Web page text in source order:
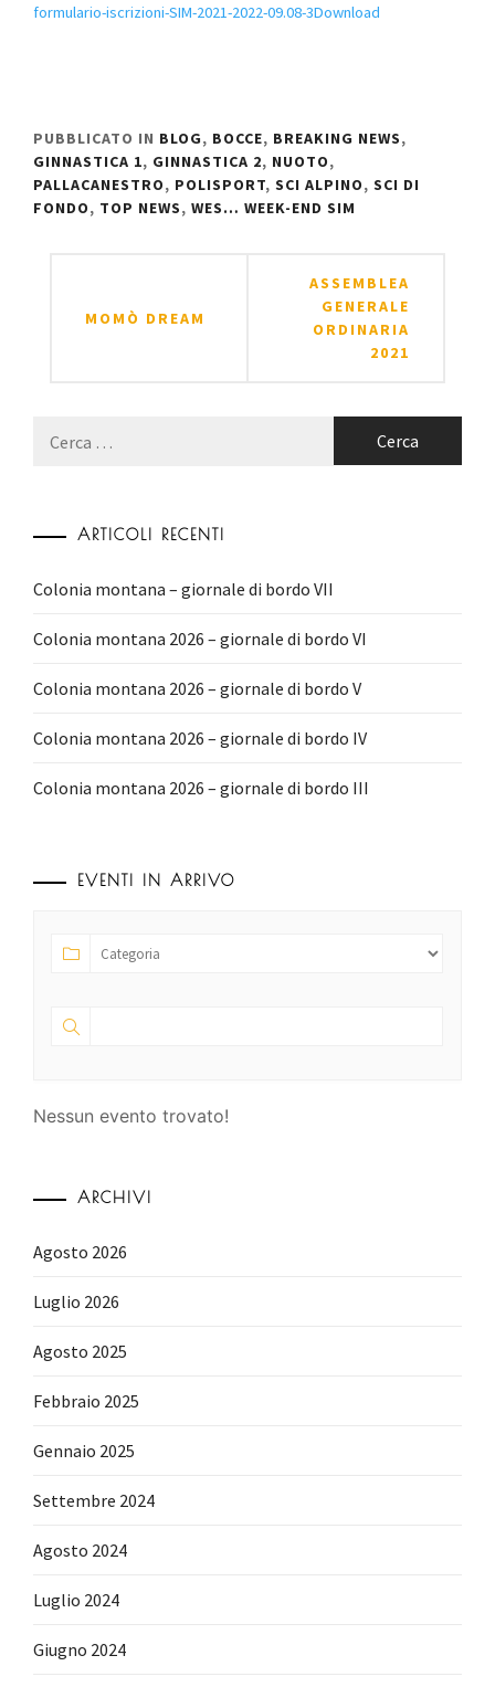
formulario-iscrizioni-SIM-2021-2022-09.08-3Download
PUBBLICATO IN BLOG, BOCCE, BREAKING NEWS,
GINNASTICA 1, GINNASTICA 2, NUOTO,
PALLACANESTRO, POLISPORT, SCI ALPINO, SCI DI
FONDO, TOP NEWS, WES… WEEK-END SIM
articoli
MOMÒ DREAM
ASSEMBLEA
GENERALE
ORDINARIA
2021
per:
ARTICOLI RECENTI
Colonia montana – giornale di bordo VII
Colonia montana 2026 – giornale di bordo VI
Colonia montana 2026 – giornale di bordo V
Colonia montana 2026 – giornale di bordo IV
Colonia montana 2026 – giornale di bordo III
EVENTI IN ARRIVO
Nessun evento trovato!
ARCHIVI
Agosto 2026
Luglio 2026
Agosto 2025
Febbraio 2025
Gennaio 2025
Settembre 2024
Agosto 2024
Luglio 2024
Giugno 2024